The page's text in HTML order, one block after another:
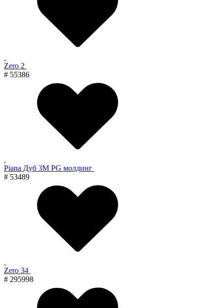
Zero 2
# 55386
Piana Дуб 3M PG молдинг
# 53489
Zero 34
# 295998